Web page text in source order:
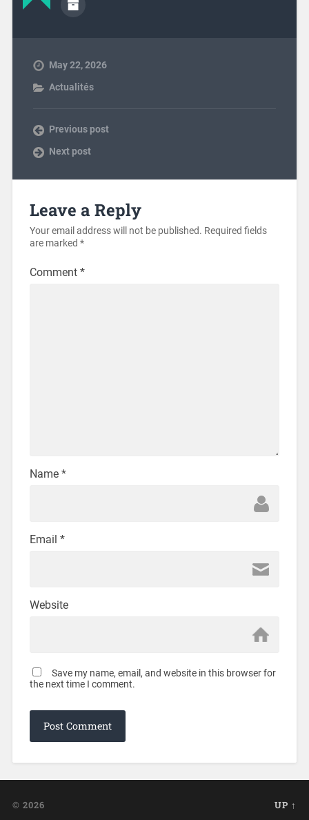
May 22, 2026
Actualités
Previous post
Next post
Leave a Reply
Your email address will not be published. Required fields
are marked *
Comment *
Name *
Email *
Website
Save my name, email, and website in this browser for
the next time I comment.
© 2026 UP ↑